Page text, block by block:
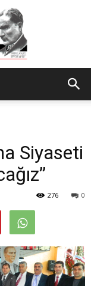
Siyaseti
0
276